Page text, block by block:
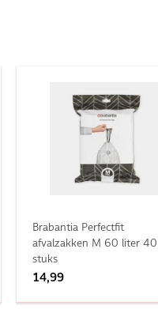
Brabantia Perfectfit
afvalzakken M 60 liter 40
stuks
14,99